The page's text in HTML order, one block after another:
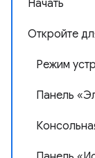
Начать
Откройте
Режим
Панель